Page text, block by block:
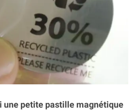
une petite pastille magnétique